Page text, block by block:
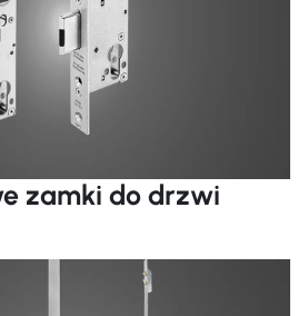
zamki do drzwi